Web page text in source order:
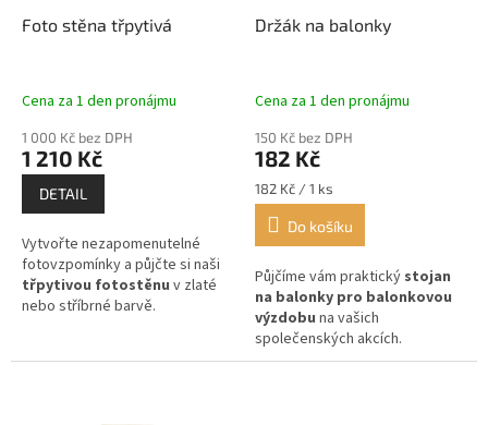
Foto stěna třpytivá
Cena za 1 den pronájmu
1 000 Kč bez DPH
1 210 Kč
DETAIL
Vytvořte nezapomenutelné
fotovzpomínky a půjčte si naši
třpytivou fotostěnu v zlaté
nebo stříbrné barvě.
Držák na balonky
Cena za 1 den pronájmu
150 Kč bez DPH
182 Kč
Měrná
cena:
182 Kč / 1 ks
Do košíku
Půjčíme vám praktický stojan
na balonky pro balonkovou
výzdobu na vašich
společenských akcích.